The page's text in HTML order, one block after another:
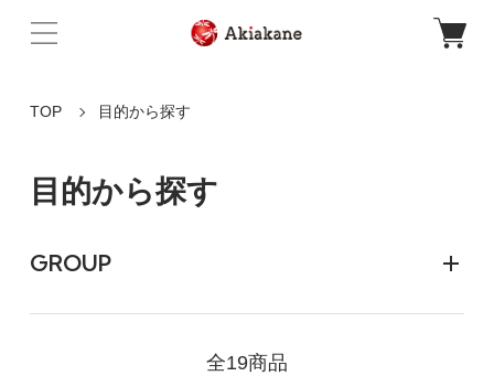
TOP 目的から探す
目的から探す
GROUP
全19商品